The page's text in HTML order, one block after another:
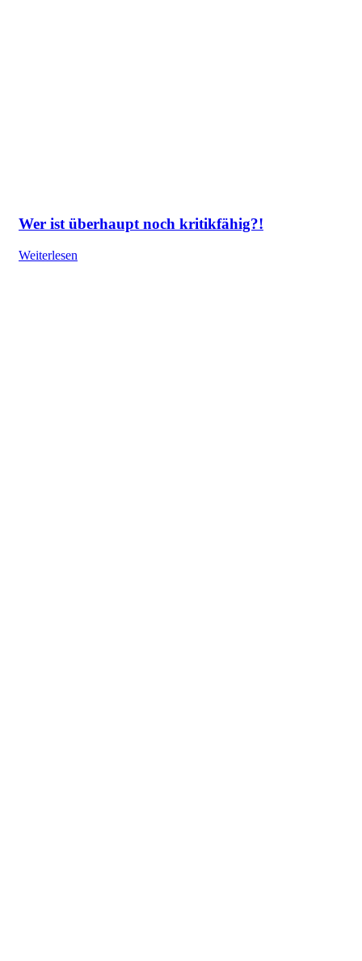
Wer ist überhaupt noch kritikfähig?!
Weiterlesen